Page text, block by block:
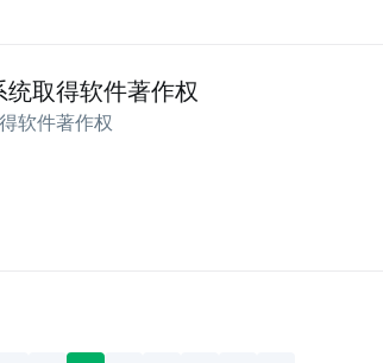
取得软件著作权
软件著作权